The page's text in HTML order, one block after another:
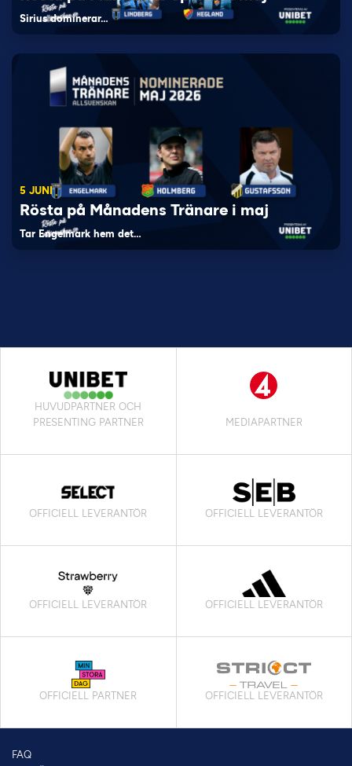
Sirius dominerar…
5 JUNI
Rösta på Månadens Tränare i maj
Tar Engelmark hem det…
HUVUDPARTNER OCH
PRESENTING PARTNER
MEDIAPARTNER
OFFICIELL LEVERANTÖR OFFICIELL LEVERANTÖR
OFFICIELL LEVERANTÖR OFFICIELL LEVERANTÖR
OFFICIELL PARTNER OFFICIELL LEVERANTÖR
FAQ